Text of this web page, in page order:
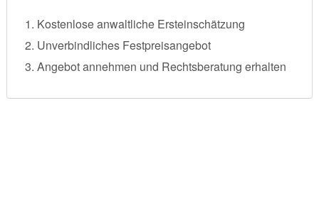
Kostenlose anwaltliche Ersteinschätzung
Unverbindliches Festpreisangebot
Angebot annehmen und Rechtsberatung erhalten